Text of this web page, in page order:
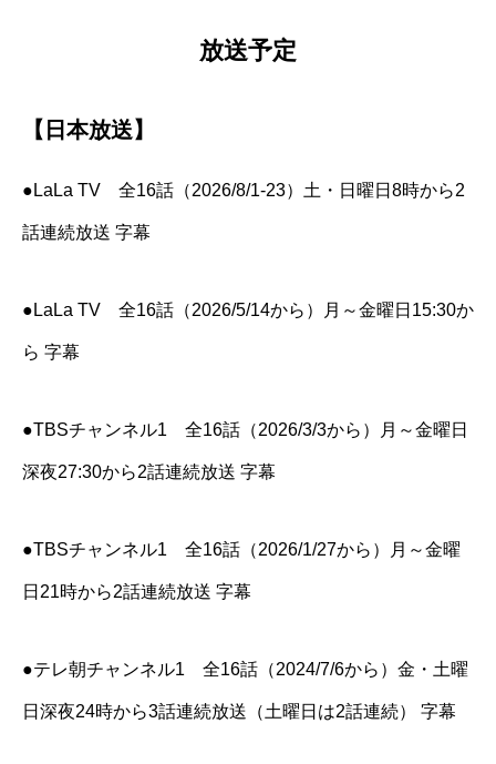
放送予定
【日本放送】
●LaLa TV 全16話（2026/8/1-23）土・日曜日8時から2
話連続放送 字幕
●LaLa TV 全16話（2026/5/14から）月～金曜日15:30か
ら 字幕
●TBSチャンネル1 全16話（2026/3/3から）月～金曜日
深夜27:30から2話連続放送 字幕
●TBSチャンネル1 全16話（2026/1/27から）月～金曜
日21時から2話連続放送 字幕
●テレ朝チャンネル1 全16話（2024/7/6から）金・土曜
日深夜24時から3話連続放送（土曜日は2話連続） 字幕